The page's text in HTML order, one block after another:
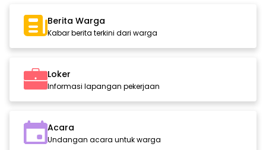
Berita Warga
Kabar berita terkini dari warga
Loker
Informasi lapangan pekerjaan
Acara
Undangan acara untuk warga